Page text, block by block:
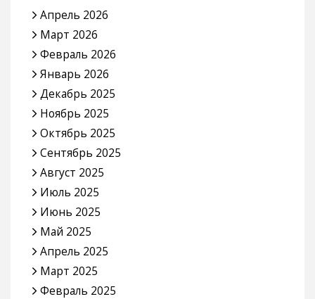
Апрель 2026
Март 2026
Февраль 2026
Январь 2026
Декабрь 2025
Ноябрь 2025
Октябрь 2025
Сентябрь 2025
Август 2025
Июль 2025
Июнь 2025
Май 2025
Апрель 2025
Март 2025
Февраль 2025